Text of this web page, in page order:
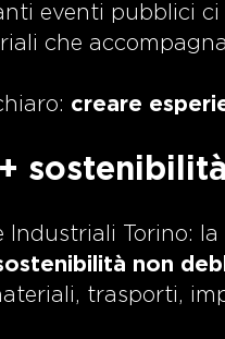
eventi pubblici
che
creare
Industriali Torino:
non
trasporti,